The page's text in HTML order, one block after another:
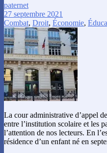
paternet
27 septembre 2021
Combat, Droit, Économie,
La cour administrative d’appel
entre l’institution scolaire et les
l’attention de nos lecteurs. En
résidence d’un enfant né en